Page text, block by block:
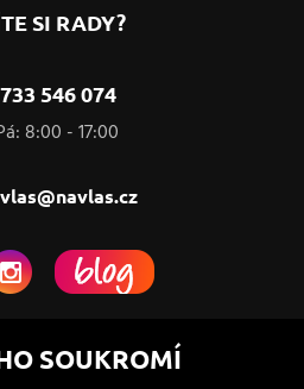
SI RADY?
733 546 074
8:00 - 17:00
Vlasová kosmetika
e-shopu a prodejen
SOUKROMÍ